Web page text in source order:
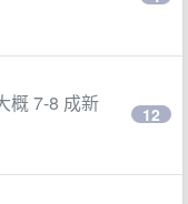
概 7-8 成新
12